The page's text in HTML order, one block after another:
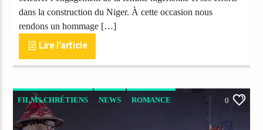
dans la construction du Niger. À cette occasion nous
rendons un hommage […]
Lire l'article
FILMS CHRÉTIENS NEWS ROMANCE 0